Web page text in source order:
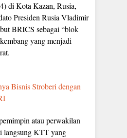
di Kota Kazan, Rusia,
Presiden Rusia Vladimir
BRICS sebagai “blok
yang menjadi
Bisnis Stroberi dengan
atau perwakilan
langsung KTT yang